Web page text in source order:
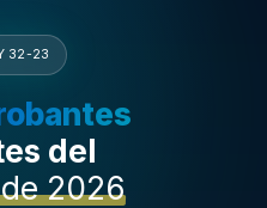
32-23
del
2026